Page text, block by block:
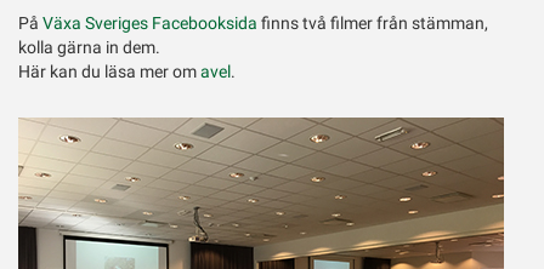
På Växa Sveriges Facebooksida finns två filmer från stämman,
kolla gärna in dem.
Här kan du läsa mer omavel.